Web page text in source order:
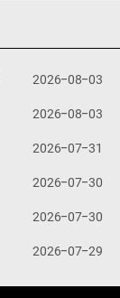
2026-08-03
2026-08-03
2026-07-31
2026-07-30
2026-07-30
2026-07-29